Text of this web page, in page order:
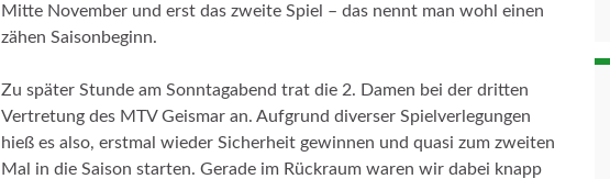
Mitte November und erst das zweite Spiel – das nennt man wohl einen
zähen Saisonbeginn.
Zu später Stunde am Sonntagabend trat die 2. Damen bei der dritten
Vertretung des MTV Geismar an. Aufgrund diverser Spielverlegungen
hieß es also, erstmal wieder Sicherheit gewinnen und quasi zum zweiten
Mal in die Saison starten. Gerade im Rückraum waren wir dabei knapp